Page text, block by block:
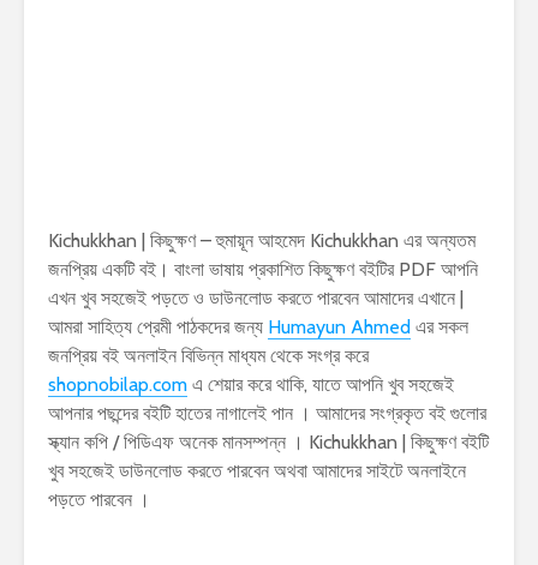
Kichukkhan | কিছুক্ষণ – হুমায়ূন আহমেদ Kichukkhan এর অন্যতম
জনপ্রিয় একটি বই। বাংলা ভাষায় প্রকাশিত কিছুক্ষণ বইটির PDF আপনি
এখন খুব সহজেই পড়তে ও ডাউনলোড করতে পারবেন আমাদের এখানে |
আমরা সাহিত্য প্রেমী পাঠকদের জন্য Humayun Ahmed এর সকল
জনপ্রিয় বই অনলাইন বিভিন্ন মাধ্যম থেকে সংগ্র করে
shopnobilap.com এ শেয়ার করে থাকি, যাতে আপনি খুব সহজেই
আপনার পছন্দের বইটি হাতের নাগালেই পান । আমাদের সংগ্রকৃত বই গুলোর
স্ক্যান কপি / পিডিএফ অনেক মানসম্পন্ন । Kichukkhan | কিছুক্ষণ বইটি
খুব সহজেই ডাউনলোড করতে পারবেন অথবা আমাদের সাইটে অনলাইনে
পড়তে পারবেন ।